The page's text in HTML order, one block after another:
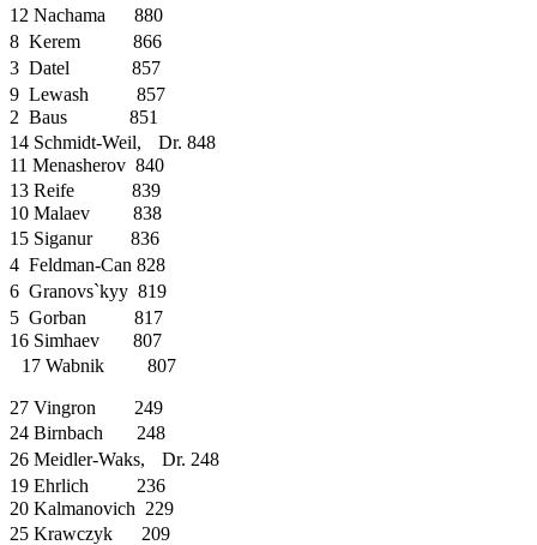
12 Nachama 880
8 Kerem 866
3 Datel 857
9 Lewash 857
2 Baus 851
14 Schmidt-Weil, Dr. 848
11 Menasherov 840
13 Reife 839
10 Malaev 838
15 Siganur 836
4 Feldman-Can 828
6 Granovs`kyy 819
5 Gorban 817
16 Simhaev 807
17 Wabnik 807
27 Vingron 249
24 Birnbach 248
26 Meidler-Waks, Dr. 248
19 Ehrlich 236
20 Kalmanovich 229
25 Krawczyk 209